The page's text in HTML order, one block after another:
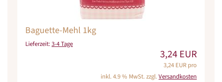
Baguette-Mehl 1kg
Lieferzeit:3-4 Tage
3,24 EUR
3,24 EUR pro
inkl. 4.9 % MwSt. zzgl.Versandkosten